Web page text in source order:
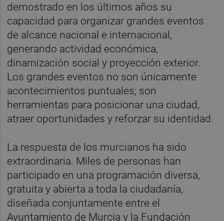
demostrado en los últimos años su
capacidad para organizar grandes eventos
de alcance nacional e internacional,
generando actividad económica,
dinamización social y proyección exterior.
Los grandes eventos no son únicamente
acontecimientos puntuales; son
herramientas para posicionar una ciudad,
atraer oportunidades y reforzar su identidad.
La respuesta de los murcianos ha sido
extraordinaria. Miles de personas han
participado en una programación diversa,
gratuita y abierta a toda la ciudadanía,
diseñada conjuntamente entre el
Ayuntamiento de Murcia y la Fundación